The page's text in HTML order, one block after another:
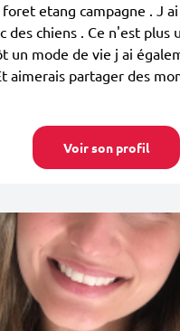
etang campagne . J
des chiens . Ce n'est plus
un mode de vie j ai
aimerais partager des
Voir son profil